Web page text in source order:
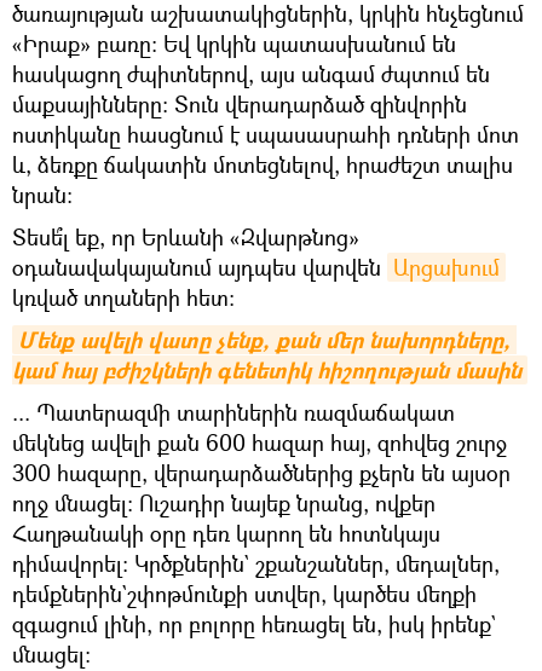
ծառայության աշխատակիցներին, կրկին հնչեցնում
«Իրաք» բառը։ Եվ կրկին պատասխանում են
հասկացող ժպիտներով, այս անգամ ժպտում են
մաքսայինները։ Տուն վերադարձած զինվորին
ոստիկանը հասցնում է սպասասրահի դռների մոտ
և, ձեռքը ճակատին մոտեցնելով, հրաժեշտ տալիս
նրան։
Տեսե՞լ եք, որ Երևանի «Զվարթնոց»
օդանավակայանում այդպես վարվեն Արցախում
կռված տղաների հետ։
Մենք ավելի վատը չենք, քան մեր նախորդները,
կամ հայ բժիշկների գենետիկ հիշողության մասին
... Պատերազմի տարիներին ռազմաճակատ
մեկնեց ավելի քան 600 հազար հայ, զոհվեց շուրջ
300 հազարը, վերադարձածներից քչերն են այսօր
ողջ մնացել։ Ուշադիր նայեք նրանց, ովքեր
Հաղթանակի օրը դեռ կարող են հոտնկայս
դիմավորել։ Կրծքներին` շքանշաններ, մեդալներ,
դեմքներին`շփոթմունքի ստվեր, կարծես մեղքի
զգացում լինի, որ բոլորը հեռացել են, իսկ իրենք`
մնացել։